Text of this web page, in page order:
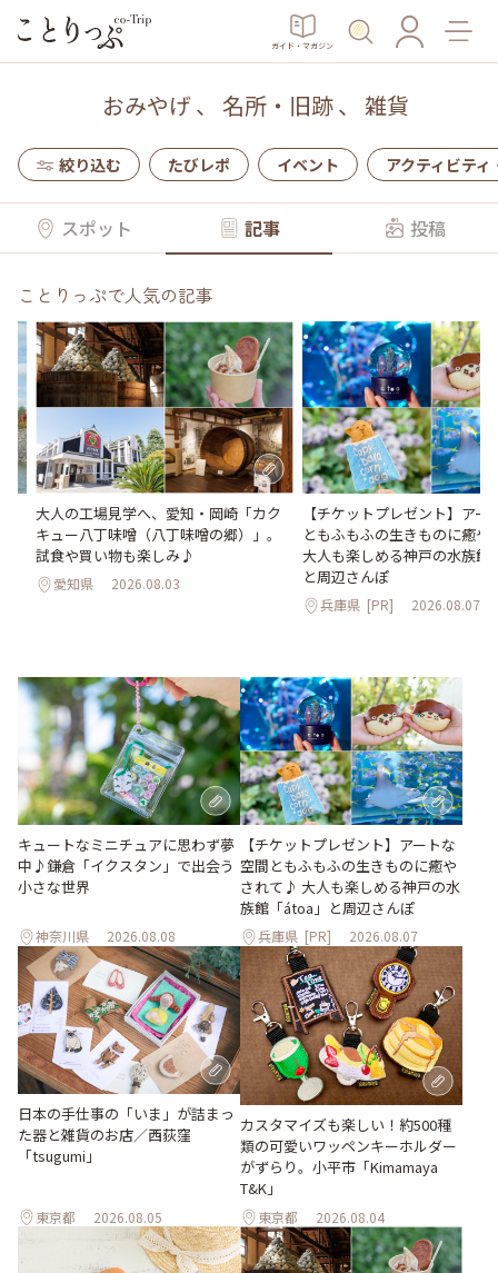
ガイド・マガジン
おみやげ 、 名所・旧跡、 雑貨
絞り込む たびレポ イベント アクティビティ
スポット 記事 投稿
ことりっぷで人気の記事
大人の工場見学へ、愛知・岡崎「カク
キュー八丁味噌（八丁味噌の郷）」。
試食や買い物も楽しみ♪
愛知県 2026.08.03
【チケットプレゼント】アー
ともふもふの生きものに癒
大人も楽しめる神戸の水族館
と周辺さんぽ
兵庫県 [PR] 2026.08.07
キュートなミニチュアに思わず夢
中♪鎌倉「イクスタン」で出会う
小さな世界
神奈川県 2026.08.08
【チケットプレゼント】アートな
空間ともふもふの生きものに癒や
されて♪ 大人も楽しめる神戸の水
族館「átoa」と周辺さんぽ
兵庫県 [PR] 2026.08.07
日本の手仕事の「いま」が詰まっ
た器と雑貨のお店／西荻窪
「tsugumi」
東京都 2026.08.05
カスタマイズも楽しい！約500種
類の可愛いワッペンキーホルダー
がずらり。小平市「Kimamaya
T&K」
東京都 2026.08.04